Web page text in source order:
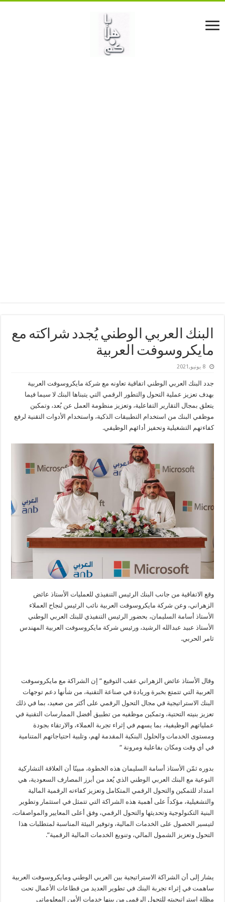
البنك العربي الوطني يُجدد شراكته مع
مايكروسوفت العربية
8 يونيو,2021
جدد البنك العربي الوطني اتفاقية تعاونه مع شركة مايكروسوفت العربية
بهدف تعزيز عملية التحول والتطور الرقمي التي يتبناها البنك لا سيما فيما
يتعلق بمجال التقارير التفاعلية، وتعزيز منظومة العمل عن بُعد، وتمكين
موظفي البنك من استخدام التطبيقات الذكية، واستخدام الأدوات التقنية لرفع
كفاءتهم التشغيلية وتحفيز أدائهم الوظيفي.
وقع الاتفاقية من جانب البنك الرئيس التنفيذي للعمليات الأستاذ عائض
الزهراني، وعن شركة مايكروسوفت العربية نائب الرئيس لنجاح العملاء
الأستاذ أسامة السليمان، بحضور الرئيس التنفيذي للبنك العربي الوطني
الأستاذ عبيد عبدالله الرشيد، ورئيس شركة مايكروسوفت العربية المهندس
ثامر الحربي.
وقال الأستاذ عائض الزهراني عقب التوقيع ” إن الشراكة مع مايكروسوفت
العربية التي تتمتع بخبرة وريادة في صناعة التقنية، من شأنها دعم توجهات
البنك الاستراتيجية في مجال التحول الرقمي على أكثر من صعيد، بما في ذلك
تعزيز بنيته التحتية، وتمكين موظفيه من تطبيق أفضل الممارسات التقنية في
عملياتهم الوظيفية، بما يسهم في إثراء تجربة العملاء، والارتقاء بجودة
ومستوى الخدمات والحلول البنكية المقدمة لهم، وتلبية احتياجاتهم المتنامية
في أي وقت ومكان بفاعلية ومرونة “
بدوره ثمّن الأستاذ أسامة السليمان هذه الخطوة، مبينًا أن العلاقة التشاركية
النوعية مع البنك العربي الوطني الذي يُعد من أبرز المصارف السعودية، هي
امتداد للتمكين والتحول الرقمي المتكامل وتعزيز كفاءته الرقمية المالية
والتشغيلية، مؤكداً على أهمية هذه الشراكة التي تتمثل في استثمار وتطوير
البنية التكنولوجية وتحديثها والتحول الرقمي، وفق أعلى المعايير والمواصفات،
لتيسير الحصول على الخدمات المالية، وتوفير البيئة المناسبة لمتطلبات هذا
التحول وتعزيز الشمول المالي، وتنويع الخدمات المالية الرقمية”.
يشار إلى أن الشراكة الاستراتيجية بين العربي الوطني ومايكروسوفت العربية
ساهمت في إثراء تجربة البنك في تطوير العديد من قطاعات الأعمال تحت
مظلة استراتيجيته للتحول الرقمي من بينها خدمات الأمن المعلوماتي